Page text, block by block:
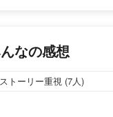
なの感想
ストーリー重視 (7人)